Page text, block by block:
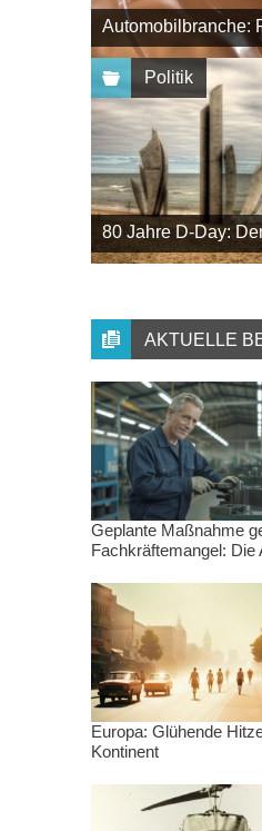
Automobilbranche:
Politik
80 Jahre D-Day:
AKTUELLE
Geplante Maßnahme
Fachkräftemangel:
Europa: Glühende
Kontinent